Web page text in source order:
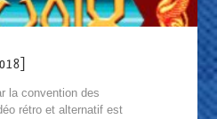
la convention des
rétro et alternatif est